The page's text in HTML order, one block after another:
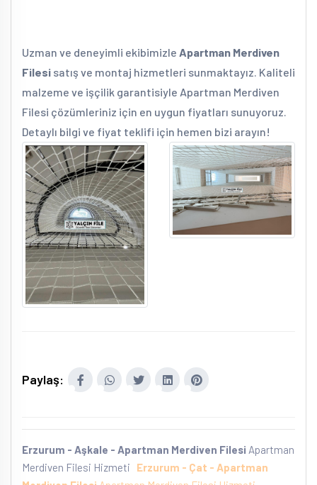
Uzman ve deneyimli ekibimizle Apartman Merdiven
Filesi satış ve montaj hizmetleri sunmaktayız. Kaliteli
malzeme ve işçilik garantisiyle Apartman Merdiven
Filesi çözümleriniz için en uygun fiyatları sunuyoruz.
Detaylı bilgi ve fiyat teklifi için hemen bizi arayın!
Paylaş:
Erzurum - Aşkale - Apartman Merdiven Filesi Apartman
Merdiven Filesi Hizmeti
Erzurum - Çat - Apartman